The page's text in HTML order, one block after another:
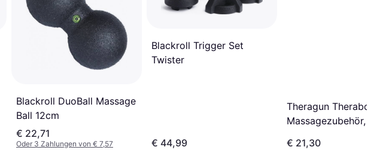
Blackroll DuoBall Massage
Ball 12cm
€ 22,71
Oder 3 Zahlungen von € 7,57
Blackroll Trigger Set
Twister
€ 44,99
Theragun Therabody,
Massagezubehör,
€ 21,30